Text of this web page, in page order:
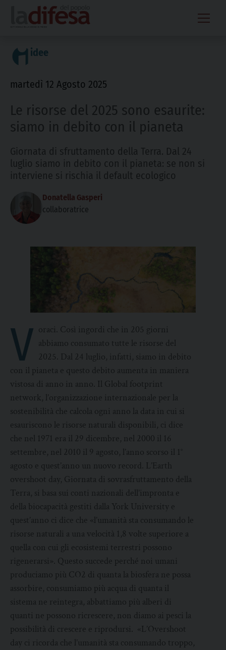
content
idee
martedì 12 Agosto 2025
Le risorse del 2025 sono esaurite:
siamo in debito con il pianeta
Giornata di sfruttamento della Terra. Dal 24
luglio siamo in debito con il pianeta: se non si
interviene si rischia il default ecologico
Donatella Gasperi
collaboratrice
V oraci. Così ingordi che in 205 giorni
abbiamo consumato tutte le risorse del
2025. Dal 24 luglio, infatti, siamo in debito
con il pianeta e questo debito aumenta in maniera
vistosa di anno in anno. Il Global footprint
network, l’organizzazione internazionale per la
sostenibilità che calcola ogni anno la data in cui si
esauriscono le risorse naturali disponibili, ci dice
che nel 1971 era il 29 dicembre, nel 2000 il 16
settembre, nel 2010 il 9 agosto, l’anno scorso il 1°
agosto e quest’anno un nuovo record. L’Earth
overshoot day, Giornata di sovrasfruttamento della
Terra, si basa sui conti nazionali dell’impronta e
della biocapacità gestiti dalla York University e
quest’anno ci dice che «l’umanità sta consumando le
risorse naturali a una velocità 1,8 volte superiore a
quella con cui gli ecosistemi terrestri possono
rigenerarsi». Questo succede perché noi umani
produciamo più CO2 di quanta la biosfera ne possa
assorbire, consumiamo più acqua di quanta il
sistema ne reintegra, abbattiamo più alberi di
quanti ne possono ricrescere, non diamo ai pesci la
possibilità di crescere e riprodursi. «L’Overshoot
day ci ricorda che l’umanità sta consumando troppo,